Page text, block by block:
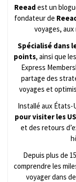
Reead est un
fondateur de
voyages,
Spécialisé dans
points, ainsi que
Express
partage des
voyages et
Installé aux États-
pour visiter les
et des retours
Depuis plus de
comprendre les
voyager dans